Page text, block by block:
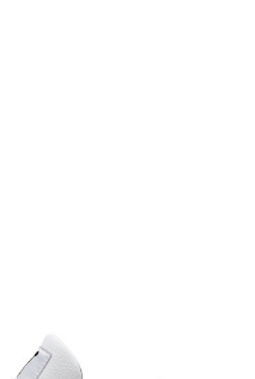
доставка кросівок
(готівка чи карта);
Jordan?